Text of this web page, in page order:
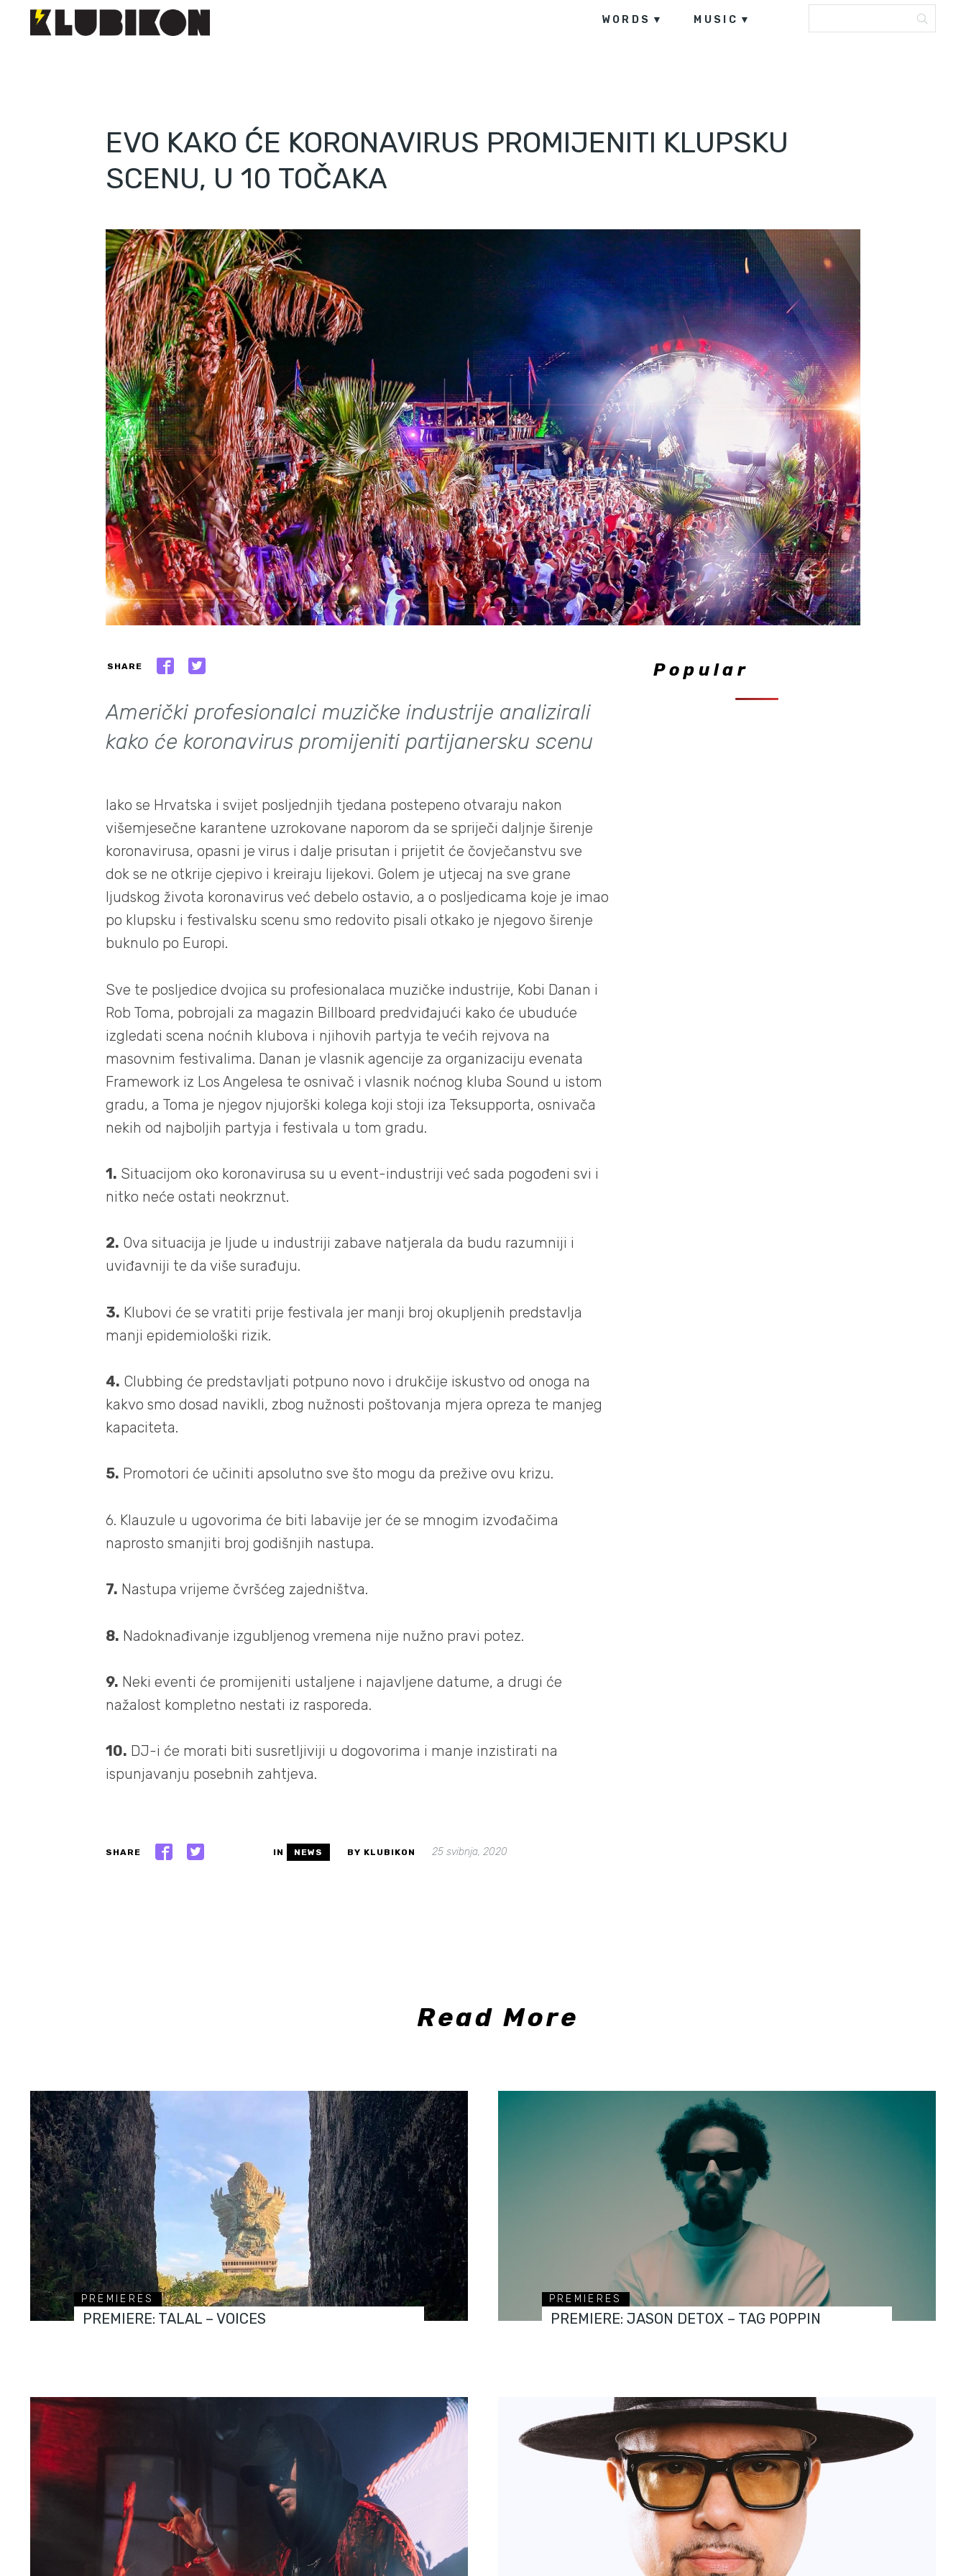
WORDS MUSIC
EVO KAKO ĆE KORONAVIRUS PROMIJENITI KLUPSKU
SCENU, U 10 TOČAKA
SHARE
Američki profesionalci muzičke industrije analizirali
kako će koronavirus promijeniti partijanersku scenu
Iako se Hrvatska i svijet posljednjih tjedana postepeno otvaraju nakon
višemjesečne karantene uzrokovane naporom da se spriječi daljnje širenje
koronavirusa, opasni je virus i dalje prisutan i prijetit će čovječanstvu sve
dok se ne otkrije cjepivo i kreiraju lijekovi. Golem je utjecaj na sve grane
ljudskog života koronavirus već debelo ostavio, a o posljedicama koje je imao
po klupsku i festivalsku scenu smo redovito pisali otkako je njegovo širenje
buknulo po Europi.
Sve te posljedice dvojica su profesionalaca muzičke industrije, Kobi Danan i
Rob Toma, pobrojali za magazin Billboard predviđajući kako će ubuduće
izgledati scena noćnih klubova i njihovih partyja te većih rejvova na
masovnim festivalima. Danan je vlasnik agencije za organizaciju evenata
Framework iz Los Angelesa te osnivač i vlasnik noćnog kluba Sound u istom
gradu, a Toma je njegov njujorški kolega koji stoji iza Teksupporta, osnivača
nekih od najboljih partyja i festivala u tom gradu.
1. Situacijom oko koronavirusa su u event-industriji već sada pogođeni svi i
nitko neće ostati neokrznut.
2. Ova situacija je ljude u industriji zabave natjerala da budu razumniji i
uviđavniji te da više surađuju.
3. Klubovi će se vratiti prije festivala jer manji broj okupljenih predstavlja
manji epidemiološki rizik.
4. Clubbing će predstavljati potpuno novo i drukčije iskustvo od onoga na
kakvo smo dosad navikli, zbog nužnosti poštovanja mjera opreza te manjeg
kapaciteta.
5. Promotori će učiniti apsolutno sve što mogu da prežive ovu krizu.
6. Klauzule u ugovorima će biti labavije jer će se mnogim izvođačima
naprosto smanjiti broj godišnjih nastupa.
7. Nastupa vrijeme čvršćeg zajedništva.
8. Nadoknađivanje izgubljenog vremena nije nužno pravi potez.
9. Neki eventi će promijeniti ustaljene i najavljene datume, a drugi će
nažalost kompletno nestati iz rasporeda.
10. DJ-i će morati biti susretljiviji u dogovorima i manje inzistirati na
ispunjavanju posebnih zahtjeva.
SHARE IN NEWS BY KLUBIKON 25 svibnja, 2020
Popular
Read More
PREMIERES
PREMIERE: TALAL – VOICES
PREMIERES
PREMIERE: JASON DETOX – TAG POPPIN